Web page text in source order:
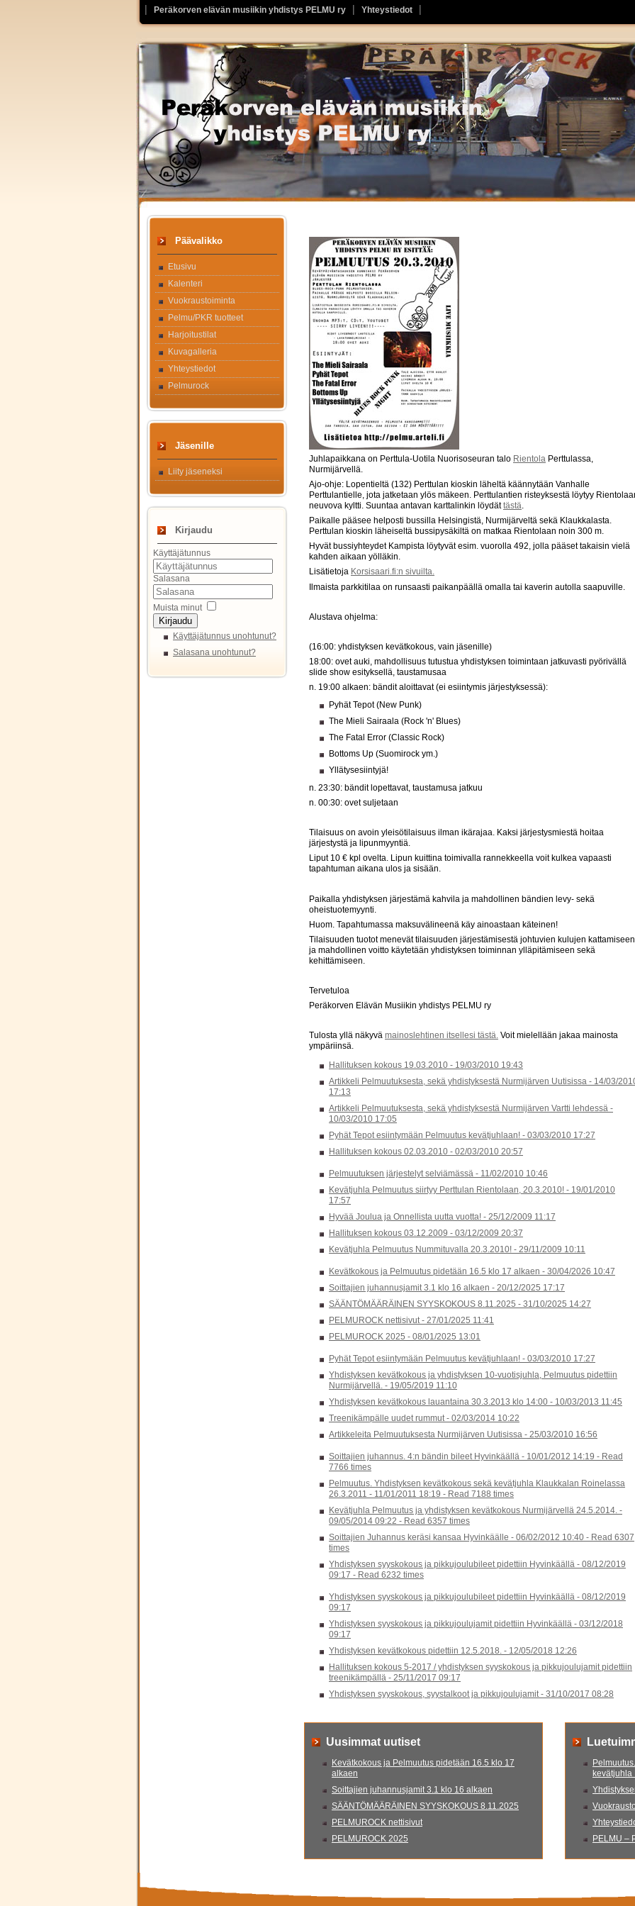
Peräkorven elävän musiikin yhdistys PELMU ry Yhteystiedot
Päävalikko
Etusivu
Kalenteri
Vuokraustoiminta
Pelmu/PKR tuotteet
Harjoitustilat
Kuvagalleria
Yhteystiedot
Pelmurock
Jäsenille
Liity jäseneksi
Kirjaudu
Käyttäjätunnus
Salasana
Muista minut
Kirjaudu
Käyttäjätunnus unohtunut?
Salasana unohtunut?
Juhlapaikkana on Perttula-Uotila Nuorisoseuran talo Rientola Perttulassa,
Nurmijärvellä.
Ajo-ohje: Lopentieltä (132) Perttulan kioskin läheltä käännytään Vanhalle
Perttulantielle, jota jatketaan ylös mäkeen. Perttulantien risteyksestä löytyy
neuvova kyltti. Suuntaa antavan karttalinkin löydättästä.
Paikalle pääsee helposti bussilla Helsingistä, Nurmijärveltä sekä Klaukkalasta.
Perttulan kioskin läheiseltä bussipysäkiltä on matkaa Rientolaan noin 300 m.
Hyvät bussiyhteydet Kampista löytyvät esim. vuorolla 492, jolla pääset takaisin vielä
kahden aikaan yölläkin.
Lisätietoja Korsisaari.fi:n sivuilta.
Ilmaista parkkitilaa on runsaasti paikanpäällä omalla tai kaverin autolla saapuville.
Alustava ohjelma:
(16:00: yhdistyksen kevätkokous, vain jäsenille)
18:00: ovet auki, mahdollisuus tutustua yhdistyksen toimintaan jatkuvasti pyörivällä
slide show esityksellä, taustamusaa
n. 19:00 alkaen: bändit aloittavat (ei esiintymis järjestyksessä):
Pyhät Tepot (New Punk)
The Mieli Sairaala (Rock 'n' Blues)
The Fatal Error (Classic Rock)
Bottoms Up (Suomirock ym.)
Yllätysesiintyjä!
n. 23:30: bändit lopettavat, taustamusa jatkuu
n. 00:30: ovet suljetaan
Tilaisuus on avoin yleisötilaisuus ilman ikärajaa. Kaksi järjestysmiestä hoitaa
järjestystä ja lipunmyyntiä.
Liput 10 € kpl ovelta. Lipun kuittina toimivalla rannekkeella voit kulkea vapaasti
tapahtuman aikana ulos ja sisään.
Paikalla yhdistyksen järjestämä kahvila ja mahdollinen bändien levy- sekä
oheistuotemyynti.
Huom. Tapahtumassa maksuvälineenä käy ainoastaan käteinen!
Tilaisuuden tuotot menevät tilaisuuden järjestämisestä johtuvien kulujen kattamiseen
ja mahdollinen voitto käytetään yhdistyksen toiminnan ylläpitämiseen sekä
kehittämiseen.
Tervetuloa
Peräkorven Elävän Musiikin yhdistys PELMU ry
Tulosta yllä näkyvä mainoslehtinen itsellesi tästä. Voit mielellään jakaa mainosta
ympäriinsä.
Hallituksen kokous 19.03.2010 - 19/03/2010 19:43
Artikkeli Pelmuutuksesta, sekä yhdistyksestä Nurmijärven Uutisissa - 14/03/
17:13
Artikkeli Pelmuutuksesta, sekä yhdistyksestä Nurmijärven Vartti lehdessä -
10/03/2010 17:05
Pyhät Tepot esiintymään Pelmuutus kevätjuhlaan! - 03/03/2010 17:27
Hallituksen kokous 02.03.2010 - 02/03/2010 20:57
Pelmuutuksen järjestelyt selviämässä - 11/02/2010 10:46
Kevätjuhla Pelmuutus siirtyy Perttulan Rientolaan, 20.3.2010! - 19/01/2010
17:57
Hyvää Joulua ja Onnellista uutta vuotta! - 25/12/2009 11:17
Hallituksen kokous 03.12.2009 - 03/12/2009 20:37
Kevätjuhla Pelmuutus Nummituvalla 20.3.2010! - 29/11/2009 10:11
Kevätkokous ja Pelmuutus pidetään 16.5 klo 17 alkaen - 30/04/2026 10:47
Soittajien juhannusjamit 3.1 klo 16 alkaen - 20/12/2025 17:17
SÄÄNTÖMÄÄRÄINEN SYYSKOKOUS 8.11.2025 - 31/10/2025 14:27
PELMUROCK nettisivut - 27/01/2025 11:41
PELMUROCK 2025 - 08/01/2025 13:01
Pyhät Tepot esiintymään Pelmuutus kevätjuhlaan! - 03/03/2010 17:27
Yhdistyksen kevätkokous ja yhdistyksen 10-vuotisjuhla, Pelmuutus pidettiin
Nurmijärvellä. - 19/05/2019 11:10
Yhdistyksen kevätkokous lauantaina 30.3.2013 klo 14:00 - 10/03/2013 11:45
Treenikämpälle uudet rummut - 02/03/2014 10:22
Artikkeleita Pelmuutuksesta Nurmijärven Uutisissa - 25/03/2010 16:56
Soittajien juhannus. 4:n bändin bileet Hyvinkäällä - 10/01/2012 14:19 - Read
7766 times
Pelmuutus. Yhdistyksen kevätkokous sekä kevätjuhla Klaukkalan Roinelassa
26.3.2011 - 11/01/2011 18:19 - Read 7188 times
Kevätjuhla Pelmuutus ja yhdistyksen kevätkokous Nurmijärvellä 24.5.2014. -
09/05/2014 09:22 - Read 6357 times
Soittajien Juhannus keräsi kansaa Hyvinkäälle - 06/02/2012 10:40 - Read 6307
times
Yhdistyksen syyskokous ja pikkujoulubileet pidettiin Hyvinkäällä - 08/12/2019
09:17 - Read 6232 times
Yhdistyksen syyskokous ja pikkujoulubileet pidettiin Hyvinkäällä - 08/12/2019
09:17
Yhdistyksen syyskokous ja pikkujoulujamit pidettiin Hyvinkäällä - 03/12/2018
09:17
Yhdistyksen kevätkokous pidettiin 12.5.2018. - 12/05/2018 12:26
Hallituksen kokous 5-2017 / yhdistyksen syyskokous ja pikkujoulujamit pidettiin
treenikämpällä - 25/11/2017 09:17
Yhdistyksen syyskokous, syystalkoot ja pikkujoulujamit - 31/10/2017 08:28
Uusimmat uutiset
Kevätkokous ja Pelmuutus pidetään 16.5 klo 17
alkaen
Soittajien juhannusjamit 3.1 klo 16 alkaen
SÄÄNTÖMÄÄRÄINEN SYYSKOKOUS 8.11.2025
PELMUROCK nettisivut
PELMUROCK 2025
PELMU –